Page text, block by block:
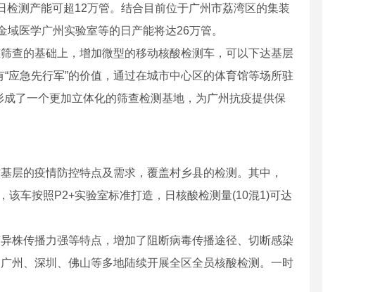
测产能可超12万管。结合目前位于广州市荔湾区的集装
医学广州实验室等的日产能将达26万管。
的基础上，增加微型的移动核酸检测车，可以下达基层
急先行军”的价值，通过在城市中心区的体育馆等场所驻
了一个更加立体化的筛查检测基地，为广州抗疫提供保
的疫情防控特点及需求，覆盖村乡县的检测。其中，
该车按照P2+实验室标准打造，日核酸检测量(10混1)可达
传播力强等特点，增加了阻断病毒传播途径、切断感染
州、深圳、佛山等多地陆续开展全区全员核酸检测。一时